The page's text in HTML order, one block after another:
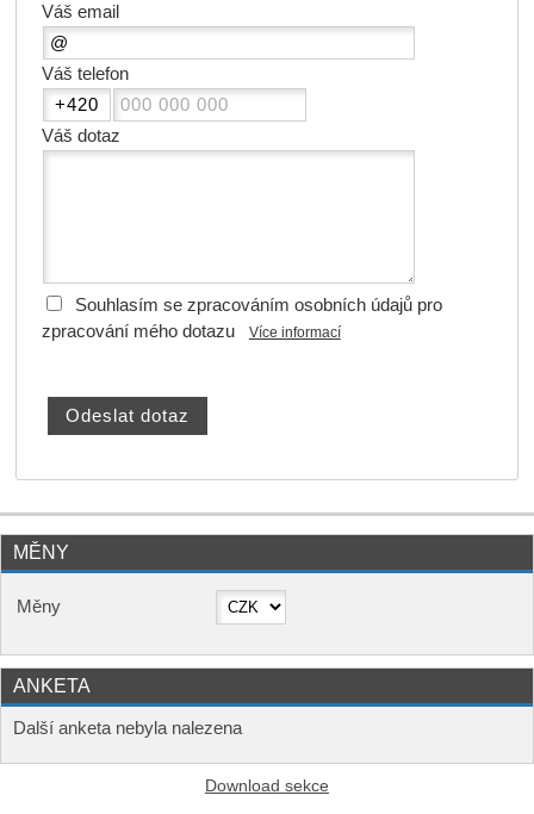
Váš email
Váš telefon
Váš dotaz
Souhlasím se zpracováním osobních údajů pro
zpracování mého dotazu
Více informací
MĚNY
Měny
ANKETA
Další anketa nebyla nalezena
Download sekce